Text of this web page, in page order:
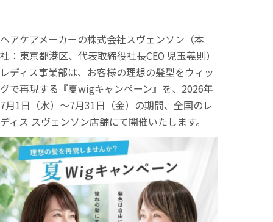
ヘアケアメーカーの株式会社スヴェンソン（本
社：東京都港区、代表取締役社長CEO 児玉義則）
レディス事業部は、お客様の理想の髪型をウィッ
グで再現する『夏wigキャンペーン』を、2026年
7月1日（水）～7月31日（金）の期間、全国のレ
ディス スヴェンソン店舗にて開催いたします。